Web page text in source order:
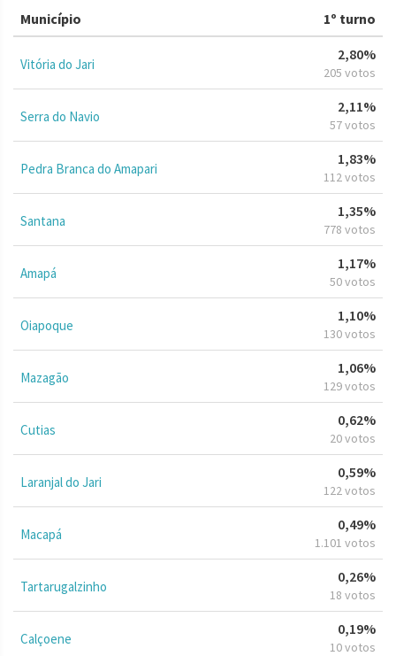
Município 1º turno
Vitória do Jari
2,80%
205 votos
Serra do Navio
2,11%
57 votos
Pedra Branca do Amapari
1,83%
112 votos
Santana
1,35%
778 votos
Amapá
1,17%
50 votos
Oiapoque
1,10%
130 votos
Mazagão
1,06%
129 votos
Cutias
0,62%
20 votos
Laranjal do Jari
0,59%
122 votos
Macapá
0,49%
1.101 votos
Tartarugalzinho
0,26%
18 votos
Calçoene
0,19%
10 votos